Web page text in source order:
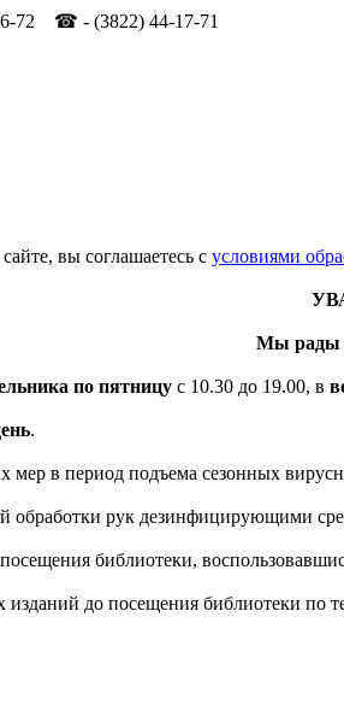
72 ☎ - (3822) 44-17-71
вы соглашаетесь c условиями
Мы рады
по пятницу с 10.30 до 19.00, в
.
мер в период подъема сезонных
обработки рук дезинфицирующими
библиотеки,
изданий до посещения библиотеки по